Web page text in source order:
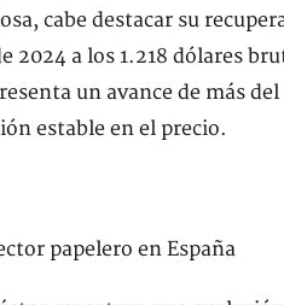
cabe destacar su
2024 a los 1.218 dólares
un avance de más
estable en el precio.